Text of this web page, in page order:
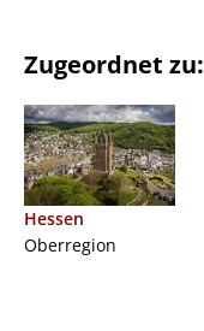
Zugeordnet zu:
Hessen
Oberregion